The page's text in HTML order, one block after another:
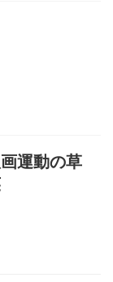
運動の草